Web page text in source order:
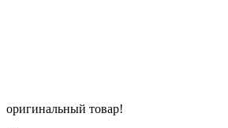
оригинальный товар!